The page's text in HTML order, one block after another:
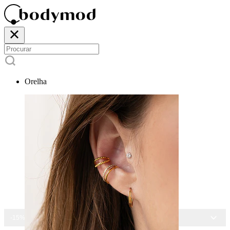
Orelha
-15% EM TODAS AS JOIAS